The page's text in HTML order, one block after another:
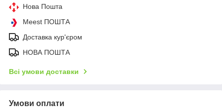
Нова Пошта
Meest ПОШТА
Доставка кур'єром
НОВА ПОШТА
Всі умови доставки
Умови оплати